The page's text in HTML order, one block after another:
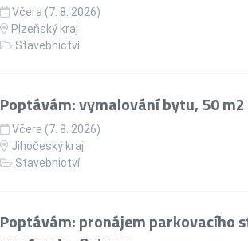
Včera (7. 8. 2026)
Plzeňský kraj
Stavebnictví
Poptávám: vymalování bytu, 50 m2
Včera (7. 8. 2026)
Jihočeský kraj
Stavebnictví
Poptávám: pronájem parkovacího